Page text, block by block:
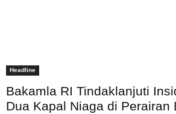
Headline
Bakamla RI Tindaklanjuti
Dua Kapal Niaga di Perairan